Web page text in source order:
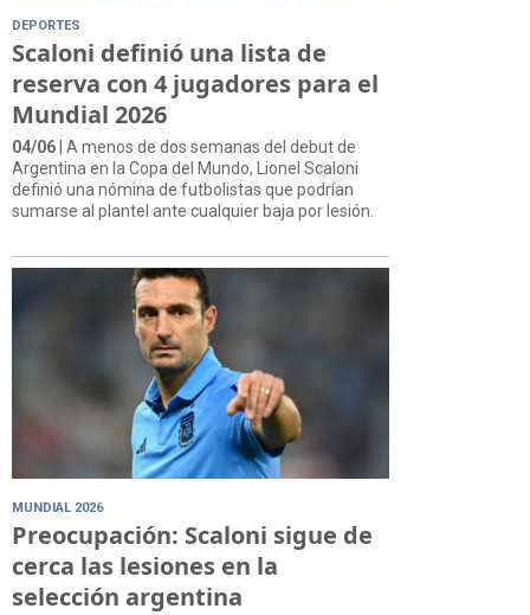
DEPORTES
Scaloni definió una lista de
reserva con 4 jugadores para el
Mundial 2026
04/06 | A menos de dos semanas del debut de
Argentina en la Copa del Mundo, Lionel Scaloni
definió una nómina de futbolistas que podrían
sumarse al plantel ante cualquier baja por lesión.
MUNDIAL 2026
Preocupación: Scaloni sigue de
cerca las lesiones en la
selección argentina